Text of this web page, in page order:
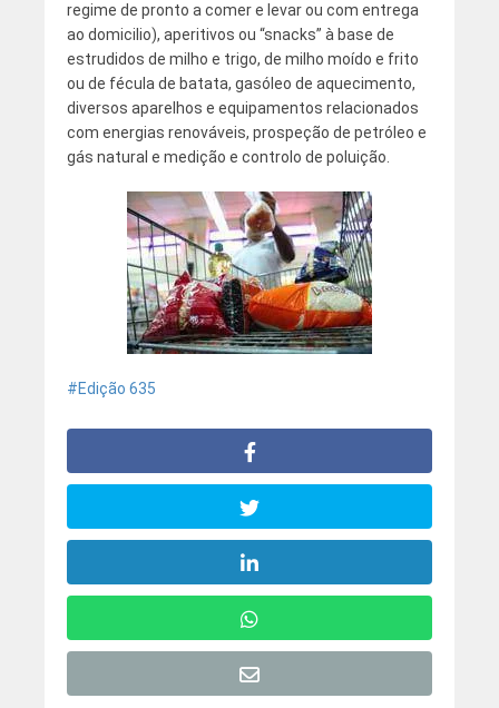
regime de pronto a comer e levar ou com entrega
ao domicilio), aperitivos ou “snacks” à base de
estrudidos de milho e trigo, de milho moído e frito
ou de fécula de batata, gasóleo de aquecimento,
diversos aparelhos e equipamentos relacionados
com energias renováveis, prospeção de petróleo e
gás natural e medição e controlo de poluição.
Edição 635